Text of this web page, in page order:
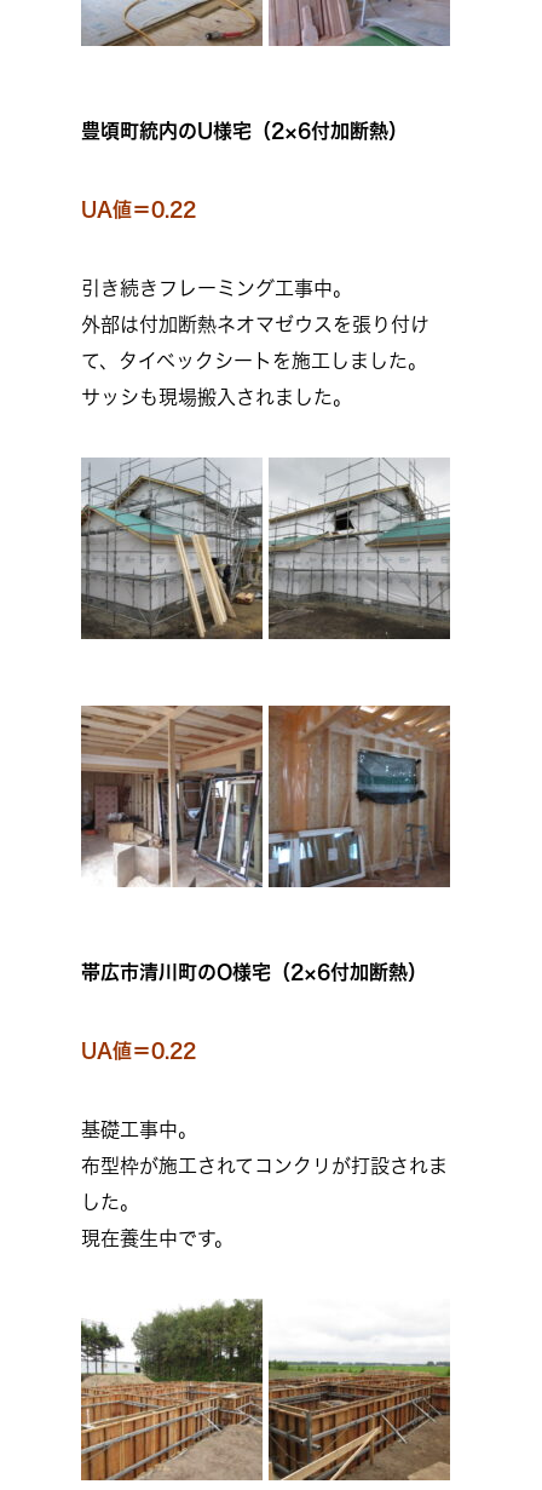
豊頃町統内のU様宅（2×6付加断熱）
UA値＝0.22
引き続きフレーミング工事中。
外部は付加断熱ネオマゼウスを張り付け
て、タイベックシートを施工しました。
サッシも現場搬入されました。
帯広市清川町のO様宅（2×6付加断熱）
UA値＝0.22
基礎工事中。
布型枠が施工されてコンクリが打設されま
した。
現在養生中です。